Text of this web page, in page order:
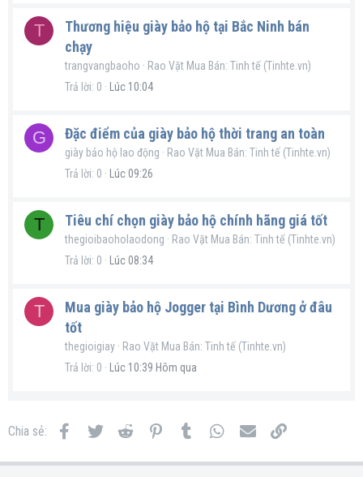
T
Thương hiệu giày bảo hộ tại Bắc Ninh bán
chạy
trangvangbaoho
Rao Vặt Mua Bán: Tinh tế (Tinhte.vn)
Trả lời 0 Lúc 10:04
G Đặc điểm của giày bảo hộ thời trang an toàn
giày bảo hộ lao động
Rao Vặt Mua Bán: Tinh tế (Tinhte.vn)
Trả lời 0 Lúc 09:26
T Tiêu chí chọn giày bảo hộ chính hãng giá tốt
thegioibaoholaodong
Rao Vặt Mua Bán: Tinh tế (Tinhte.vn)
Trả lời 0 Lúc 08:34
T
Mua giày bảo hộ Jogger tại Bình Dương ở đâu
tốt
thegioigiay
Rao Vặt Mua Bán: Tinh tế (Tinhte.vn)
Trả lời 0 Lúc 10:39 Hôm qua
Chia sẻ: FacebookTwitter Reddit PinterestTumblr WhatsApp
Email